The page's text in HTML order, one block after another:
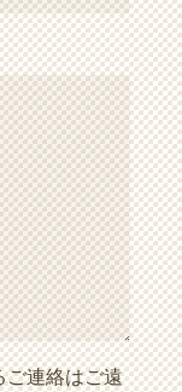
ご連絡はご遠